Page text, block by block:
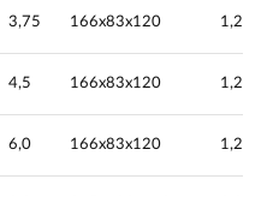
3,75 166х83х120 1,2
4,5 166х83х120 1,2
6,0 166х83х120 1,2